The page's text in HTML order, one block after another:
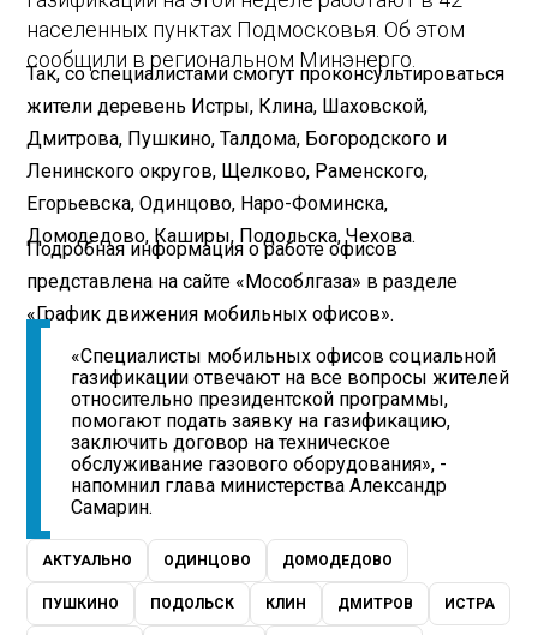
населенных пунктах Подмосковья. Об этом
сообщили в региональном Минэнерго.
Так, со специалистами смогут проконсультироваться
жители деревень Истры, Клина, Шаховской,
Дмитрова, Пушкино, Талдома, Богородского и
Ленинского округов, Щелково, Раменского,
Егорьевска, Одинцово, Наро-Фоминска,
Домодедово, Каширы, Подольска, Чехова.
Подробная информация о работе офисов
представлена на сайте «Мособлгаза» в разделе
«График движения мобильных офисов».
«Специалисты мобильных офисов социальной
газификации отвечают на все вопросы жителей
относительно президентской программы,
помогают подать заявку на газификацию,
заключить договор на техническое
обслуживание газового оборудования», -
напомнил глава министерства Александр
Самарин.
АКТУАЛЬНО ОДИНЦОВО ДОМОДЕДОВО
ПУШКИНО ПОДОЛЬСК КЛИН ДМИТРОВ ИСТРА